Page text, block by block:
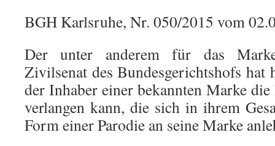
BGH Karlsruhe, Nr. 050/2015 vom
Der unter anderem für das
Zivilsenat des Bundesgerichtshofs hat
der Inhaber einer bekannten Marke
verlangen kann, die sich in ihrem
Form einer Parodie an seine Marke